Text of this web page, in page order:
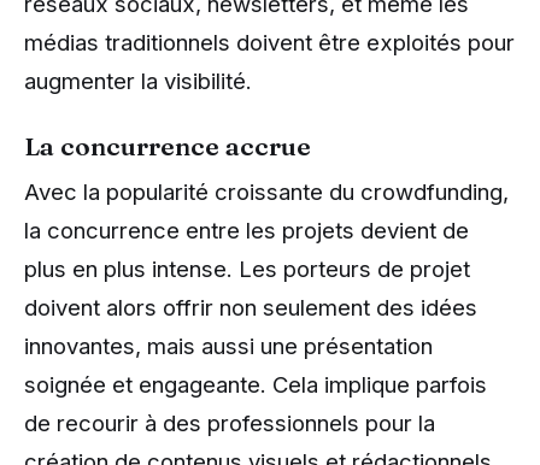
médias traditionnels doivent être exploités pour
augmenter la visibilité.
La concurrence accrue
Avec la popularité croissante du crowdfunding,
la concurrence entre les projets devient de
plus en plus intense. Les porteurs de projet
doivent alors offrir non seulement des idées
innovantes, mais aussi une présentation
soignée et engageante. Cela implique parfois
de recourir à des professionnels pour la